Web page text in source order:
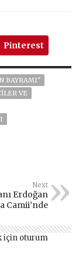
Pinterest
BAYRAMI"
VE
Next
Erdoğan
Camii’nde
için oturum